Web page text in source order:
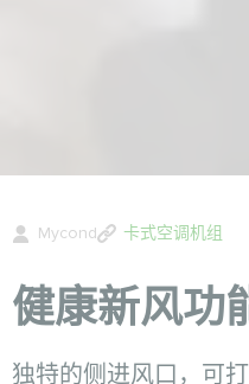
Mycond 卡式空调机组
健康新风功
独特的侧进风口，可